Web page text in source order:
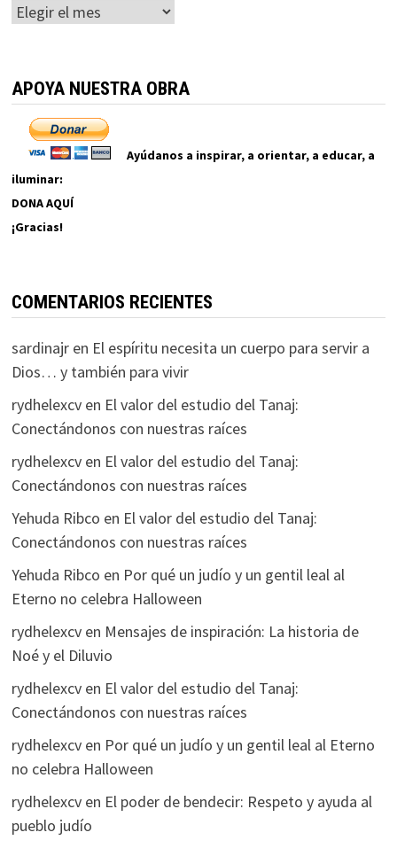
Archivos
APOYA NUESTRA OBRA
Ayúdanos a inspirar, a orientar, a educar, a
iluminar:
DONA AQUÍ
¡Gracias!
COMENTARIOS RECIENTES
sardinajren El espíritu necesita un cuerpo para servir a
Dios… y también para vivir
rydhelexcven El valor del estudio del Tanaj:
Conectándonos con nuestras raíces
rydhelexcven El valor del estudio del Tanaj:
Conectándonos con nuestras raíces
Yehuda Ribco en El valor del estudio del Tanaj:
Conectándonos con nuestras raíces
Yehuda Ribco en Por qué un judío y un gentil leal al
Eterno no celebra Halloween
rydhelexcven Mensajes de inspiración: La historia de
Noé y el Diluvio
rydhelexcven El valor del estudio del Tanaj:
Conectándonos con nuestras raíces
rydhelexcven Por qué un judío y un gentil leal al Eterno
no celebra Halloween
rydhelexcven El poder de bendecir: Respeto y ayuda al
pueblo judío